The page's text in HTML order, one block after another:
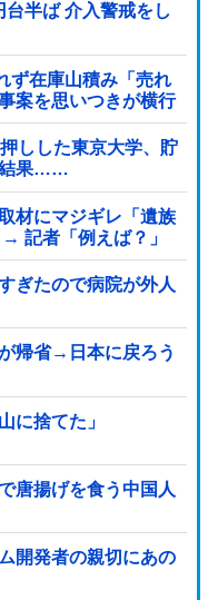
台半ば 介入警戒をし
ず在庫山積み「売れ
案を思いつきが横行
しした東京大学、貯
結果……
材にマジギレ「遺族
記者「例えば？」
まう …...
ぎたので病院が外人
帰省→日本に戻ろう
に捨てた」
唐揚げを食う中国人
開発者の親切にあの